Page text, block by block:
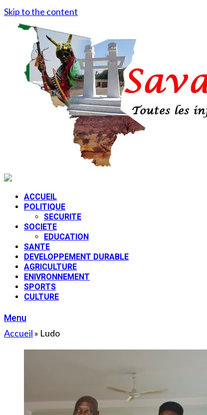
Skip to the content
ACCUEIL
POLITIQUE
SECURITE
SOCIETE
EDUCATION
SANTE
DEVELOPPEMENT DURABLE
AGRICULTURE
ENIVRONNEMENT
SPORTS
CULTURE
Menu
Accueil » Ludo